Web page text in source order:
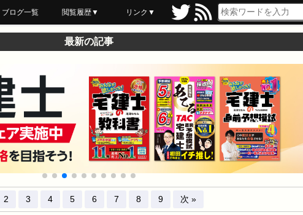
ブログ一覧 閲覧履歴▼
最近読んだ
あとで読む
ブックマーク
リンク▼
最新の記事
2 3 4 5 6 7 8 9 次 »